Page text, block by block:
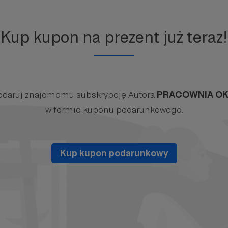
Kup kupon na prezent już teraz!
znajomemu subskrypcję Autora PRACOWNIA
w formie kuponu podarunkowego.
Kup kupon podarunkowy